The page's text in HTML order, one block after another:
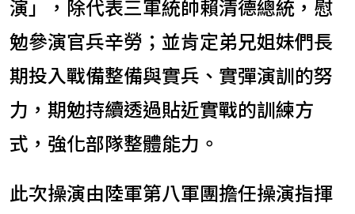
演」，除代表三軍統帥賴清德總統，慰
勉參演官兵辛勞；並肯定弟兄姐妹們長
期投入戰備整備與實兵、實彈演訓的努
力，期勉持續透過貼近實戰的訓練方
式，強化部隊整體能力。
此次操演由陸軍第八軍團擔任操演指揮